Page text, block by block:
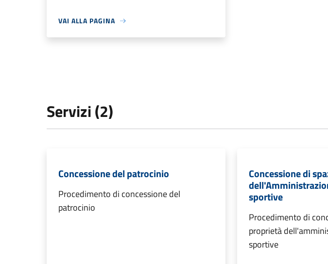
VAI ALLA PAGINA
Servizi (2)
Concessione del patrocinio
Procedimento di concessione del
patrocinio
Concessione di
sportive
Procedimento di
proprietà
sportive